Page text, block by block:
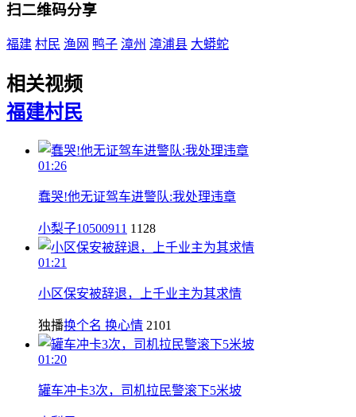
扫二维码分享
福建 村民 渔网 鸭子 漳州 漳浦县 大蟒蛇
相关视频
福建村民
01:26
蠢哭!他无证驾车进警队:我处理违章
小梨子10500911 1128
01:21
小区保安被辞退，上千业主为其求情
独播换个名 换心情 2101
01:20
罐车冲卡3次，司机拉民警滚下5米坡